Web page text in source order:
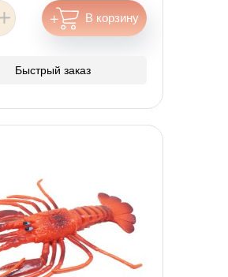
Быстрый заказ